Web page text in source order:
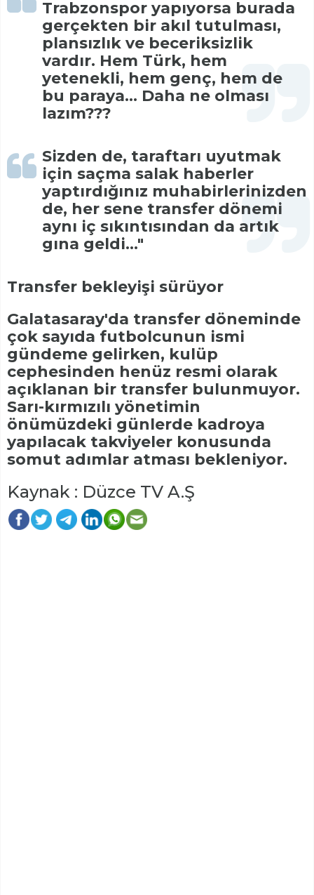
Trabzonspor yapıyorsa burada
gerçekten bir akıl tutulması,
plansızlık ve beceriksizlik
vardır. Hem Türk, hem
yetenekli, hem genç, hem de
bu paraya... Daha ne olması
lazım???
Sizden de, taraftarı uyutmak
için saçma salak haberler
yaptırdığınız muhabirlerinizden
de, her sene transfer dönemi
aynı iç sıkıntısından da artık
gına geldi..."
Transfer bekleyişi sürüyor
Galatasaray'da transfer döneminde
çok sayıda futbolcunun ismi
gündeme gelirken, kulüp
cephesinden henüz resmi olarak
açıklanan bir transfer bulunmuyor.
Sarı-kırmızılı yönetimin
önümüzdeki günlerde kadroya
yapılacak takviyeler konusunda
somut adımlar atması bekleniyor.
Kaynak : Düzce TV A.Ş